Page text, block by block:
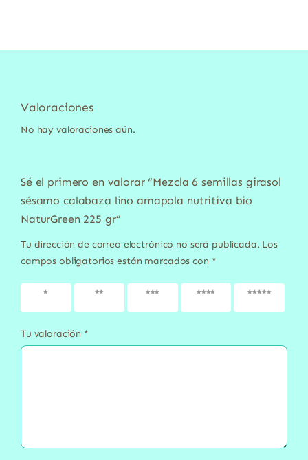
Valoraciones
No hay valoraciones aún.
Sé el primero en valorar “Mezcla 6 semillas girasol
sésamo calabaza lino amapola nutritiva bio
NaturGreen 225 gr”
Tu dirección de correo electrónico no será publicada. Los
campos obligatorios están marcados con *
1 de 5
2 de 5
3 de 5
4 de 5
5 de 5
Tu valoración *